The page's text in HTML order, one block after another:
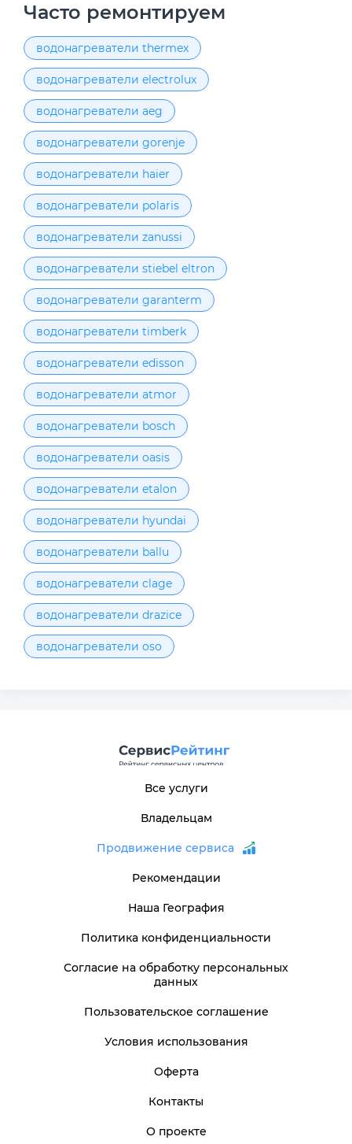
Часто ремонтируем
водонагреватели thermex
водонагреватели electrolux
водонагреватели aeg
водонагреватели gorenje
водонагреватели haier
водонагреватели polaris
водонагреватели zanussi
водонагреватели stiebel eltron
водонагреватели garanterm
водонагреватели timberk
водонагреватели edisson
водонагреватели atmor
водонагреватели bosch
водонагреватели oasis
водонагреватели etalon
водонагреватели hyundai
водонагреватели ballu
водонагреватели clage
водонагреватели drazice
водонагреватели oso
Все услуги
Владельцам
Продвижение сервиса
Рекомендации
Наша География
Политика конфиденциальности
Согласие на обработку персональных
данных
Пользовательское соглашение
Условия использования
Оферта
Контакты
О проекте